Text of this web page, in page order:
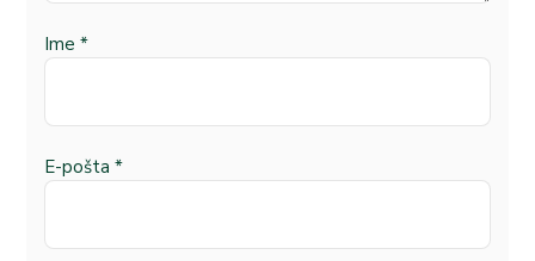
Ime *
E-pošta *